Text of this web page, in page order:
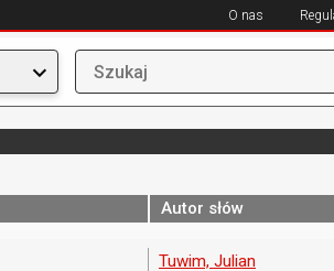
O nas
Autor słów
Tuwim, Julian